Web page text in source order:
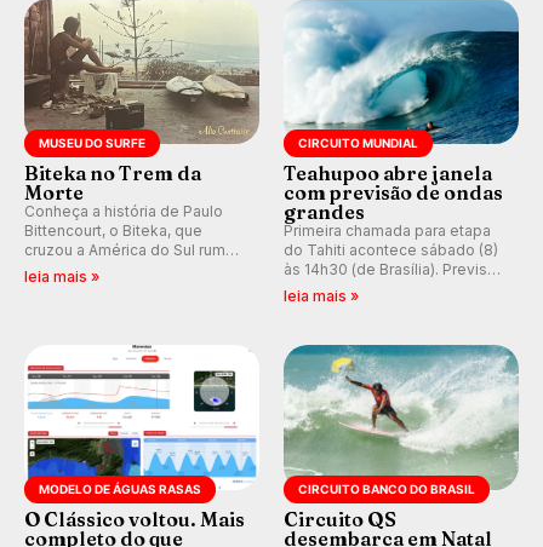
MUSEU DO SURFE
Biteka no Trem da
Morte
Conheça a história de Paulo
Bittencourt, o Biteka, que
cruzou a América do Sul rumo
ao Pacífico em uma jornada
leia mais »
CIRCUITO MUNDIAL
Teahupoo abre janela
com previsão de ondas
grandes
Primeira chamada para etapa
do Tahiti acontece sábado (8)
às 14h30 (de Brasília). Previsão
indica swell consistente.
Kelly Slater convidado.
leia mais »
MODELO DE ÁGUAS RASAS
O Clássico voltou. Mais
completo do que
CIRCUITO BANCO DO BRASIL
Circuito QS
desembarca em Natal